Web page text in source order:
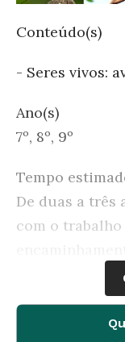
Conteúdo(s)
- Seres vivos:
Ano(s)
7º, 8º, 9º
Tempo
De duas a três
com o
Material
-